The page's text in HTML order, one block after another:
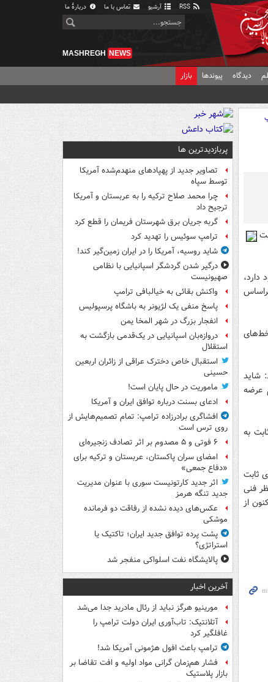
آرشیو تماس با ما دربارهٔ ما
MASHREGH NEWS
دیدگاه پیوندها بازار
دارد،
براساس
که البته خط‌های
شاید
عرضه
به
ثابت
فنی
از
پربازدیدترین ها
تصاویر جدید از پهپادهای منهدم‌شده آمریکا
توسط سپاه
چرا محمد صلاح ترکیه را به عربستان و آمریکا
ترجیح داد
گربه جریان برق شهرستان فریمان را قطع کرد
ترامپ سوئیس را تهدید کرد
شاید روسیه، آمریکا را در ایران زمین‌گیر کند!
درگیر شدن گردشگر اسپانیایی با نظامی
صهیونیست
واکنش بقائی به خیالبافی ترامپ
پاسخ منفی یک لژیونر به باشگاه پرسپولیس
انفجار بزرگ در شهر المخا یمن
دروازه‌بان اسپانیایی در یک‌قدمی بازگشت به
استقلال
استقبال خاص دخترک عراقی از زائران اربعین
حسینی
ماموریت در حال پایان است!
ادعای بسنت درباره توافق ایران و آمریکا
افشاگری برادرزاده ترامپ: تمام تصمیم‌هایش از
روی ترس است
۶ فوتی و ۵ مصدوم بر اثر تصادف زنجیره‌ای
امضای سران پاکستان، عربستان و ترکیه برای
«دفاع جمعی»
اثر جدید کارتونیست سوری با عنوان مدیریت
جدید تنگه هرمز
عکس‌های دیده نشده از رفاقت دو فرمانده‌
موشکی
پشت پرده توافق جدید ایران؛ تاکتیک یا
استراتژی؟
پالایشگاه نفت اسلواکی منفجر شد
آخرین اخبار
مورینیو هرگز نباید از رئال مادرید جدا می‌شد
آتلانتیک: تاب‌آوری ایران دولت ترامپ را
غافلگیر کرد
ترامپ باعث افول هژمونی آمریکا شد!
فشار هم‌زمان گرانی مواد اولیه و افت تقاضا بر
بازار پلاستیک